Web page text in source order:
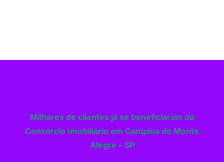
Milhares de clientes já se beneficiaram do
Consórcio Imobiliário em Campina do Monte
Alegre – SP